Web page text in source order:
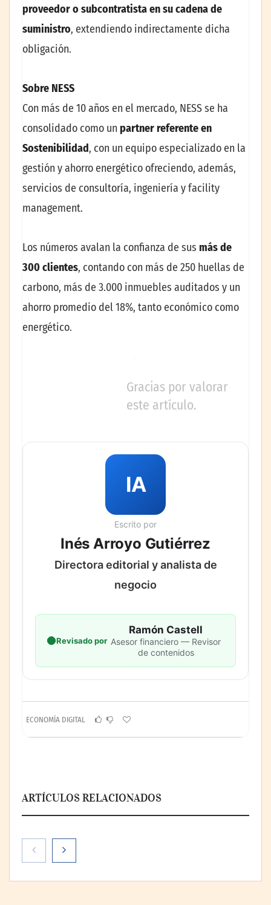
proveedor o subcontratista en su cadena de
suministro, extendiendo indirectamente dicha
obligación.
Sobre NESS
Con más de 10 años en el mercado, NESS se ha
consolidado como un partner referente en
Sostenibilidad, con un equipo especializado en la
gestión y ahorro energético ofreciendo, además,
servicios de consultoría, ingeniería y facility
management.
Los números avalan la confianza de sus más de
300 clientes, contando con más de 250 huellas de
carbono, más de 3.000 inmuebles auditados y un
ahorro promedio del 18%, tanto económico como
energético.
Gracias por valorar
este artículo.
IA
Escrito por
Inés Arroyo Gutiérrez
Directora editorial y analista de
negocio
Revisado por
Ramón Castell
Asesor financiero — Revisor
de contenidos
ECONOMÍA DIGITAL
ARTÍCULOS RELACIONADOS